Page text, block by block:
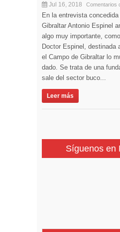
Jul 16, 2018 Comentarios
En la entrevista
Gibraltar Antonio Espinel
algo muy importante,
Doctor Espinel, destinada
el Campo de Gibraltar lo
dado. Se trata de una
sale del sector buco...
Leer más
Síguenos en